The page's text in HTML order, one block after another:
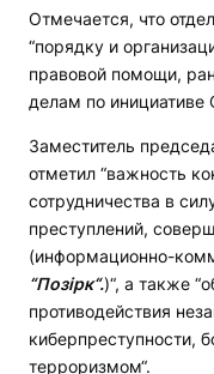
Отмечается, что
“порядку и
правовой помощи,
делам по инициативе
Заместитель
отметил “важность
сотрудничества в
преступлений,
(информационно-
“Позірк“.)“, а также
противодействия
киберпреступности,
терроризмом“.